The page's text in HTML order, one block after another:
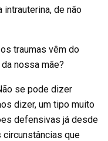
intrauterina, de não
traumas vêm do
nossa mãe?
se pode dizer
dizer, um tipo muito
defensivas já desde
que